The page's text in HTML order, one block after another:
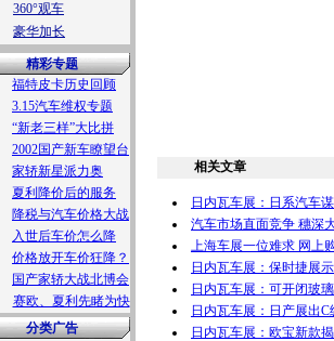
360°观车
豪华加长
精彩专题
福特皮卡历史回顾
3.15汽车维权专题
“新老三样”大比拼
2002国产新车瞭望台
家轿新星派力奥
夏利降价后的服务
降税与汽车价格大战
入世后车价怎么降
价格放开车价狂降？
国产家轿大战北博会
赛欧、夏利先睹为快
分类广告
相关文章
日内瓦车展：日系汽车
汽车市场直面竞争 穗深
上海车展一位难求 网上
日内瓦车展：保时捷展
日内瓦车展：可开闭玻
日内瓦车展：日产展出C
日内瓦车展：欧宝新款